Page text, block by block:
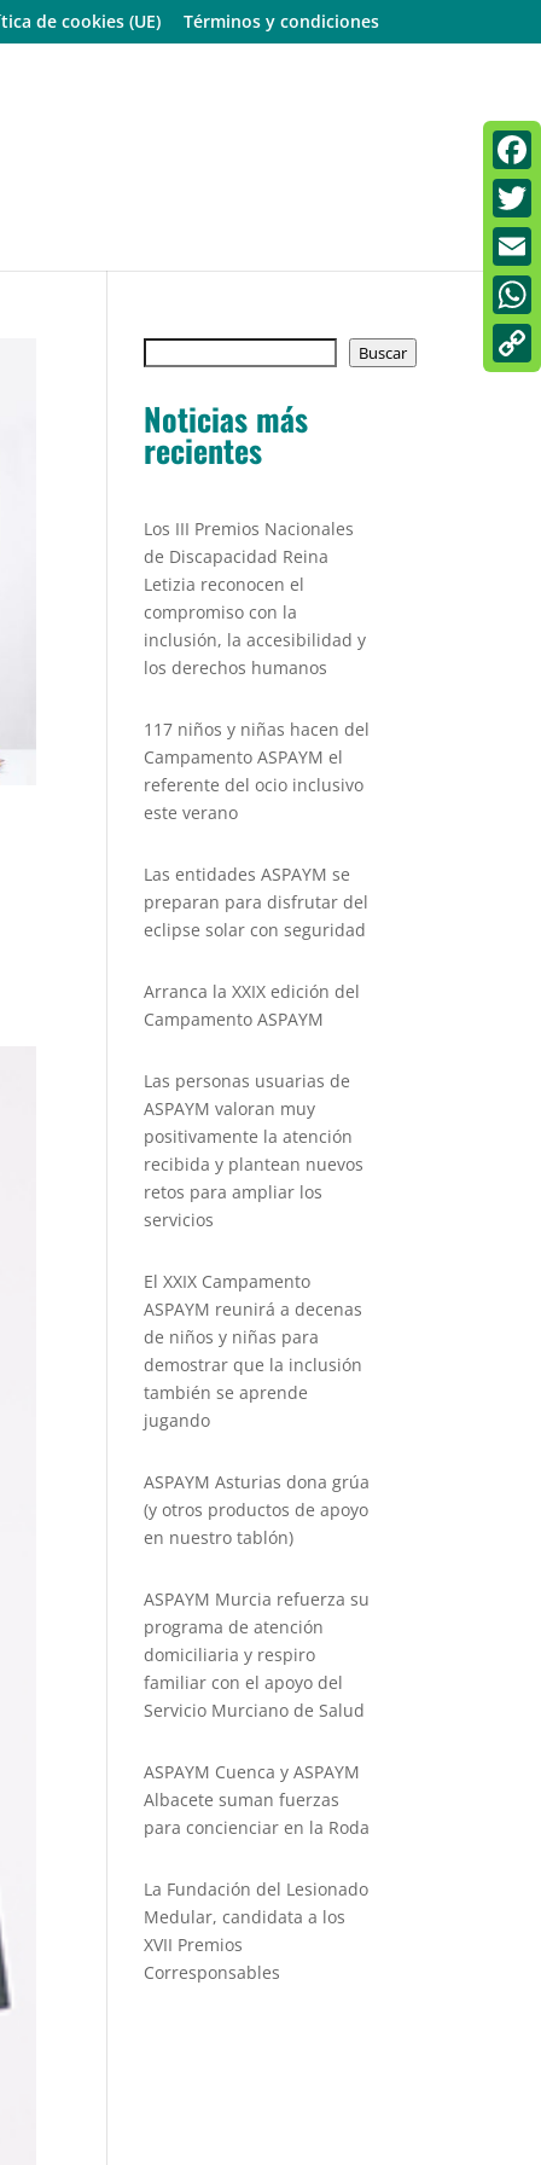
de cookies (UE) Términos y condiciones
Buscar
Noticias más
recientes
Los III Premios Nacionales
de Discapacidad Reina
Letizia reconocen el
compromiso con la
inclusión, la accesibilidad y
los derechos humanos
117 niños y niñas hacen del
Campamento ASPAYM el
referente del ocio inclusivo
este verano
Las entidades ASPAYM se
preparan para disfrutar del
eclipse solar con seguridad
Arranca la XXIX edición del
Campamento ASPAYM
Las personas usuarias de
ASPAYM valoran muy
positivamente la atención
recibida y plantean nuevos
retos para ampliar los
servicios
El XXIX Campamento
ASPAYM reunirá a decenas
de niños y niñas para
demostrar que la inclusión
también se aprende
jugando
ASPAYM Asturias dona grúa
(y otros productos de apoyo
en nuestro tablón)
ASPAYM Murcia refuerza su
programa de atención
domiciliaria y respiro
familiar con el apoyo del
Servicio Murciano de Salud
ASPAYM Cuenca y ASPAYM
Albacete suman fuerzas
para concienciar en la Roda
La Fundación del Lesionado
Medular, candidata a los
XVII Premios
Corresponsables
Email